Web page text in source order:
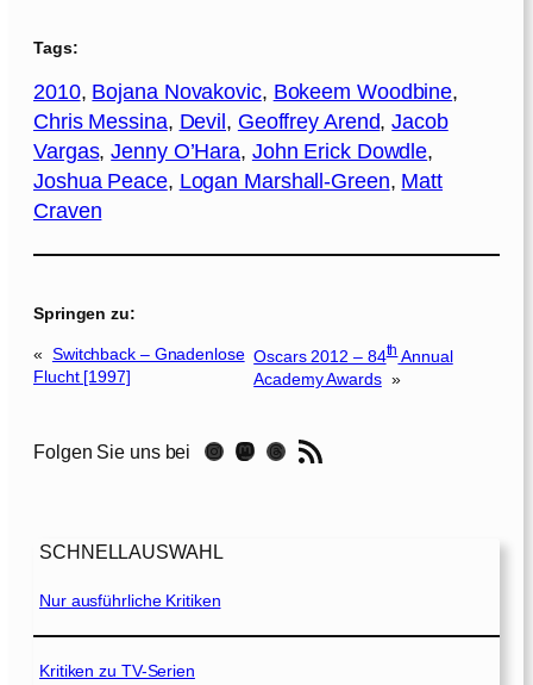
Tags:
2010, Bojana Novakovic, Bokeem Woodbine
Chris Messina, Devil, Geoffrey Arend, Jacob
Vargas, Jenny O’Hara, John Erick Dowdle
Joshua Peace, Logan Marshall-Green, Matt
Craven
Springen zu:
« Switchback – Gnadenlose
Flucht [1997]
Oscars 2012 – 84thAnnual
Academy Awards »
Folgen Sie uns bei Instagram Mastodon Threads RSS-Feed
SCHNELLAUSWAHL
Nur ausführliche Kritiken
Kritiken zu TV-Serien